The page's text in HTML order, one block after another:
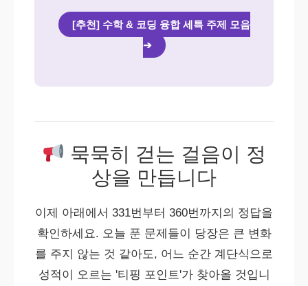
[추천] 수학 & 코딩 융합 세특 주제 모음
➔
묵묵히 걷는 걸음이 정
상을 만듭니다
이제 아래에서 331번부터 360번까지의 정답을
확인하세요. 오늘 푼 문제들이 당장은 큰 변화
를 주지 않는 것 같아도, 어느 순간 계단식으로
성적이 오르는 '티핑 포인트'가 찾아올 것입니